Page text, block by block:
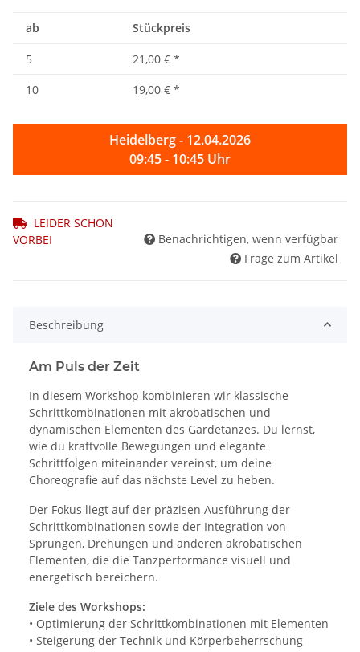
ab Stückpreis
5 21,00 € *
10
19,00 € *
Heidelberg - 12.04.2026
09:45 - 10:45 Uhr
LEIDER SCHON
VORBEI
Benachrichtigen, wenn verfügbar
Frage zum Artikel
Beschreibung
Am Puls der Zeit
In diesem Workshop kombinieren wir klassische
Schrittkombinationen mit akrobatischen und
dynamischen Elementen des Gardetanzes. Du lernst,
wie du kraftvolle Bewegungen und elegante
Schrittfolgen miteinander vereinst, um deine
Choreografie auf das nächste Level zu heben.
Der Fokus liegt auf der präzisen Ausführung der
Schrittkombinationen sowie der Integration von
Sprüngen, Drehungen und anderen akrobatischen
Elementen, die die Tanzperformance visuell und
energetisch bereichern.
Ziele des Workshops:
• Optimierung der Schrittkombinationen mit Elementen
• Steigerung der Technik und Körperbeherrschung